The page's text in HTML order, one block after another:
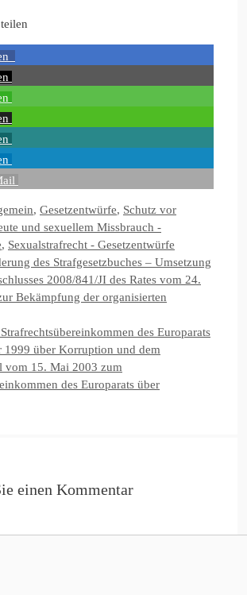
, Gesetzentwürfe, Schutz vor
und sexuellem Missbrauch -
, Sexualstrafrecht - Gesetzentwürfe
des Strafgesetzbuches – Umsetzung
2008/841/JI des Rates vom 24.
Bekämpfung der organisierten
des Europarats
1999 über Korruption und dem
vom 15. Mai 2003 zum
des Europarats über
einen Kommentar